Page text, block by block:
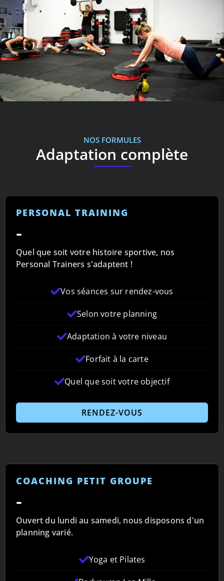
NOS FORMULES
Adaptation complète
-
Quel que soit votre histoire sportive, nos
Vos séances sur rendez-vous
Adaptation à votre niveau
-
Ouvert du lundi au samedi, nous disposons d'un